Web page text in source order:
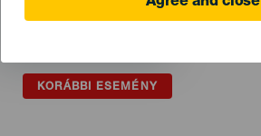
KORÁBBI ESEMÉNY